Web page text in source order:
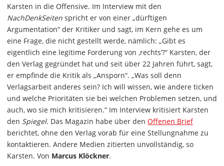
Karsten in die Offensive. Im Interview mit den
NachDenkSeiten spricht er von einer „dürftigen
Argumentation“ der Kritiker und sagt, im Kern gehe es um
eine Frage, die nicht gestellt werde, nämlich: „Gibt es
eigentlich eine legitime Forderung von ‚rechts‘?“ Karsten, der
den Verlag gegründet hat und seit über 22 Jahren führt, sagt,
er empfinde die Kritik als „Ansporn“. „Was soll denn
Verlagsarbeit anderes sein? Ich will wissen, wie andere ticken
und welche Prioritäten sie bei welchen Problemen setzen, und
auch, wo sie mich kritisieren.“ Im Interview kritisiert Karsten
den Spiegel. Das Magazin habe über den Offenen Brief
berichtet, ohne den Verlag vorab für eine Stellungnahme zu
kontaktieren. Andere Medien zitierten unvollständig, so
Karsten. Von Marcus Klöckner.